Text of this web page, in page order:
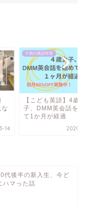
な
14
子供の英語学習
【こども英語】4歳
子、DMM英会話を
て1か月が経過
2020-
代後半の新入生、今ど
ハマった話